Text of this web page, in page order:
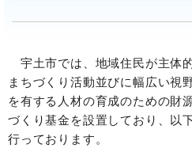
宇土市では、地域住民が主体
まちづくり活動並びに幅広い視
を有する人材の育成のための財
づくり基金を設置しており、以
行っております。